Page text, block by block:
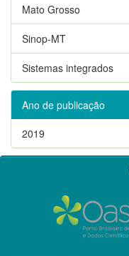
Mato Grosso
Sinop-MT
Sistemas integrados
Ano de publicação
2019